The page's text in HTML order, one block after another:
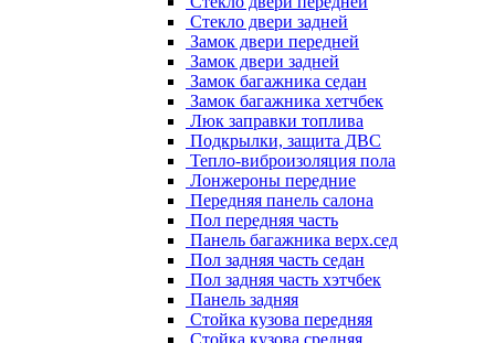
Стекло двери задней
Замок двери передней
Замок двери задней
Замок багажника седан
Замок багажника хетчбек
Люк заправки топлива
Подкрылки, защита ДВС
Тепло-виброизоляция пола
Лонжероны передние
Передняя панель салона
Пол передняя часть
Панель багажника верх.сед
Пол задняя часть седан
Пол задняя часть хэтчбек
Панель задняя
Стойка кузова передняя
Стойка кузова средняя